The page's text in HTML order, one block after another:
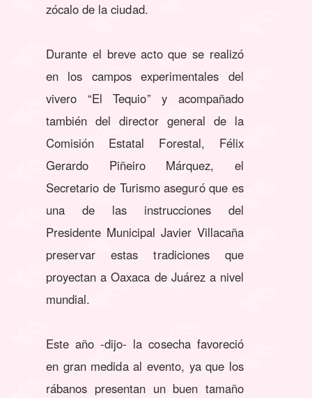
zócalo de la ciudad.
Durante el breve acto que se realizó
en los campos experimentales del
vivero “El Tequio” y acompañado
también del director general de la
Comisión Estatal Forestal, Félix
Gerardo Piñeiro Márquez, el
Secretario de Turismo aseguró que es
una de las instrucciones del
Presidente Municipal Javier Villacaña
preservar estas tradiciones que
proyectan a Oaxaca de Juárez a nivel
mundial.
Este año -dijo- la cosecha favoreció
en gran medida al evento, ya que los
rábanos presentan un buen tamaño